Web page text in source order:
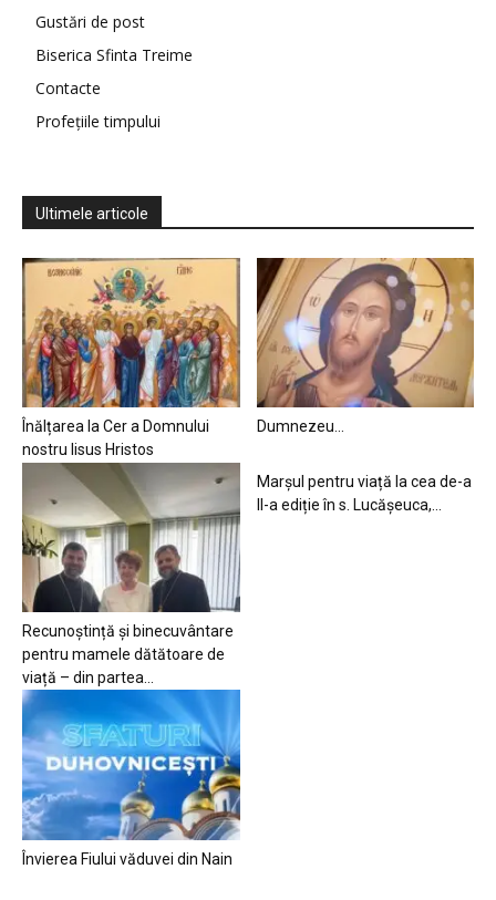
Gustări de post
Biserica Sfinta Treime
Contacte
Profețiile timpului
Ultimele articole
Înălțarea la Cer a Domnului
nostru Iisus Hristos
Dumnezeu…
Recunoștință și binecuvântare
pentru mamele dătătoare de
viață – din partea...
Marșul pentru viață la cea de-a
II-a ediție în s. Lucășeuca,...
Învierea Fiului văduvei din Nain